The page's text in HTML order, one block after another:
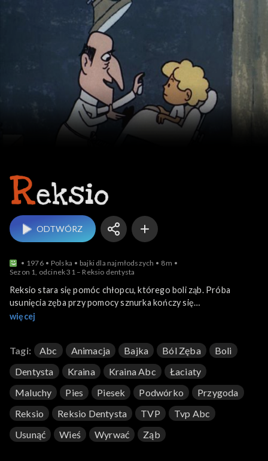
Reksio
ODTWÓRZ
1976 Polska bajki dla najmłodszych
8m
Sezon 1, odcinek 31 – Reksio dentysta
Reksio stara się pomóc chłopcu, którego boli ząb. Próba
usunięcia zęba przy pomocy sznurka kończy się
niepowodzeniem, a chłopiec musi udać się do prawdziwego
więcej
Tagi: Abc Animacja Bajka Ból Zęba
Boli
Dentysta
Kraina Kraina Abc
Łaciaty
Maluchy
Pies Piesek Podwórko
Przygoda
Reksio
Reksio Dentysta TVP
Tvp Abc
Usunąć
Wieś Wyrwać Ząb